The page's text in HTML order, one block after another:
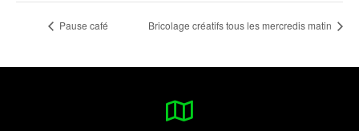
Pause café Bricolage créatifs tous les mercredis matin